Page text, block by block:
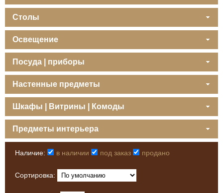
Столы
Освещение
Посуда | приборы
Настенные предметы
Шкафы | Витрины | Комоды
Предметы интерьера
Наличие: в наличии под заказ продано
Сортировка: